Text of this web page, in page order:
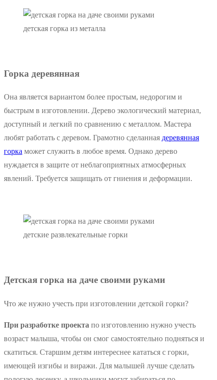
детская горка из металла
Горка деревянная
Она является вариантом более простым, недорогим и
быстрым в изготовлении. Дерево экологический материал,
доступный и легкий по сравнению с металлом. Мастера
любят работать с деревом. Грамотно сделанная деревянная
горка может служить в любое время. Однако дерево
нуждается в защите от неблагоприятных атмосферных
явлений. Требуется защищать от гниения и деформации.
детские развлекательные горки
Детская горка на даче своими руками
Что же нужно учесть при изготовлении детской горки?
При разработке проекта по изготовлению нужно учесть
возраст малыша, чтобы он смог самостоятельно подняться и
скатиться. Старшим детям интереснее кататься с горки,
имеющей изгибы и виражи. Для малышей лучше сделать